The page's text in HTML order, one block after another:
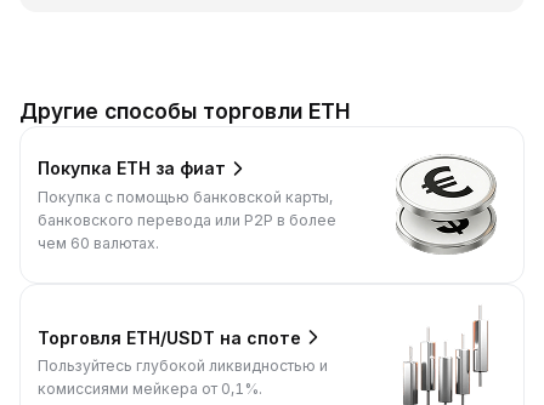
Другие способы торговли ETH
Покупка ETH за фиат
Покупка с помощью банковской карты,
банковского перевода или P2P в более
чем 60 валютах.
Торговля ETH/USDT на споте
Пользуйтесь глубокой ликвидностью и
комиссиями мейкера от 0,1%.